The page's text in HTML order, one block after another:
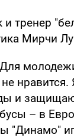
тренер
Мирчи
и
– в
"Динамо"